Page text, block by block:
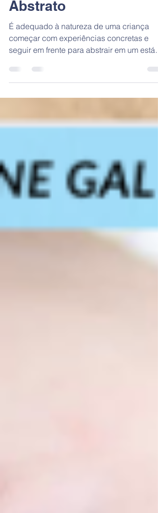
Do concreto ao
Abstrato
começar com experiências concretas e
seguir em frente para abstrair em um
posterior. Uma...